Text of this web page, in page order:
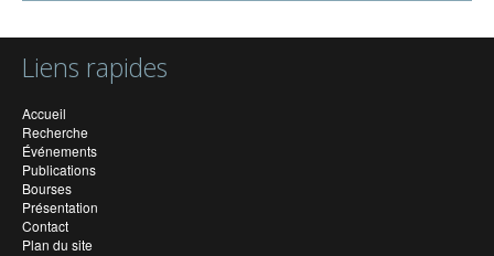
Liens rapides
Accueil
Recherche
Événements
Publications
Bourses
Présentation
Contact
Plan du site